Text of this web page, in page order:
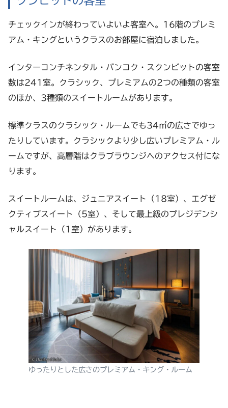
チェックインが終わっていよいよ客室へ。16階のプレミ
アム・キングというクラスのお部屋に宿泊しました。
インターコンチネンタル・バンコク・スクンビットの客室
数は241室。クラシック、プレミアムの2つの種類の客室
のほか、3種類のスイートルームがあります。
標準クラスのクラシック・ルームでも34㎡の広さでゆっ
たりしています。クラシックより少し広いプレミアム・ル
ームですが、高層階はクラブラウンジへのアクセス付にな
ります。
スイートルームは、ジュニアスイート（18室）、エグゼ
クティブスイート（5室）、そして最上級のプレジデンシ
ャルスイート（1室）があります。
ゆったりとした広さのプレミアム・キング・ルーム